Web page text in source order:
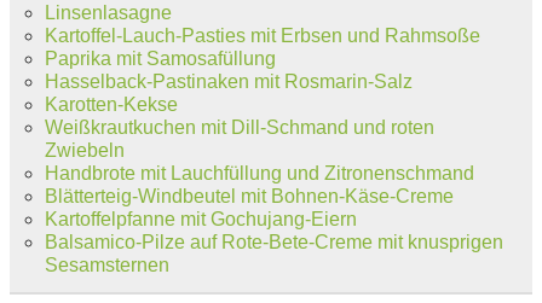
Linsenlasagne
Kartoffel-Lauch-Pasties mit Erbsen und Rahmsoße
Paprika mit Samosafüllung
Hasselback-Pastinaken mit Rosmarin-Salz
Karotten-Kekse
Weißkrautkuchen mit Dill-Schmand und roten
Zwiebeln
Handbrote mit Lauchfüllung und Zitronenschmand
Blätterteig-Windbeutel mit Bohnen-Käse-Creme
Kartoffelpfanne mit Gochujang-Eiern
Balsamico-Pilze auf Rote-Bete-Creme mit knusprigen
Sesamsternen